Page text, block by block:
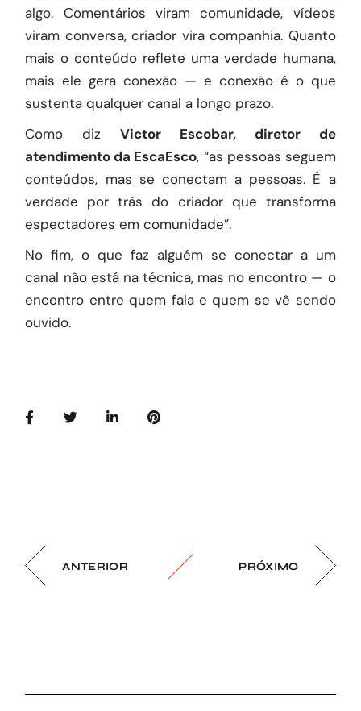
algo. Comentários viram comunidade, vídeos
viram conversa, criador vira companhia. Quanto
mais o conteúdo reflete uma verdade humana,
mais ele gera conexão — e conexão é o que
sustenta qualquer canal a longo prazo.
Como dizVictor Escobar, diretor de
atendimento da EscaEsco, “as pessoas seguem
conteúdos, mas se conectam a pessoas. É a
verdade por trás do criador que transforma
espectadores em comunidade”.
No fim, o que faz alguém se conectar a um
canal não está na técnica, mas no encontro — o
encontro entre quem fala e quem se vê sendo
ouvido.
ANTERIOR PRÓXIMO